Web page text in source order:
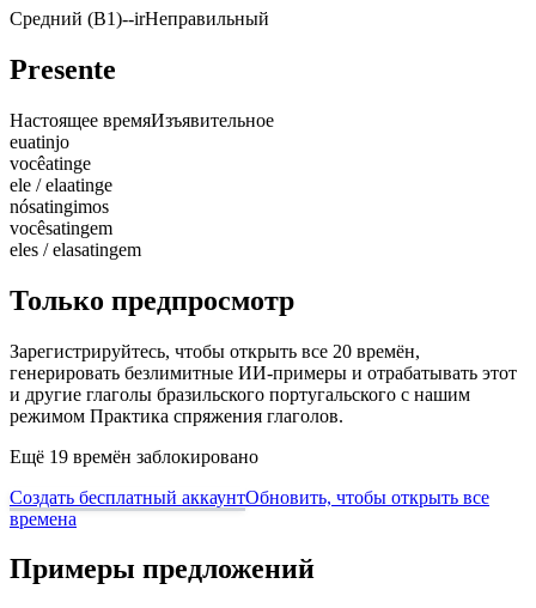
Средний (B1)--irНеправильный
Presente
Настоящее времяИзъявительное
euatinjo
vocêatinge
ele / elaatinge
nósatingimos
vocêsatingem
eles / elasatingem
Только предпросмотр
Зарегистрируйтесь, чтобы открыть все 20 времён,
генерировать безлимитные ИИ-примеры и отрабатывать этот
и другие глаголы бразильского португальского с нашим
режимом Практика спряжения глаголов.
Ещё 19 времён заблокировано
Создать бесплатный аккаунтОбновить, чтобы открыть все
времена
Примеры предложений